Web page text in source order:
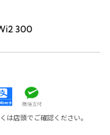
300
は店頭でご確認ください。